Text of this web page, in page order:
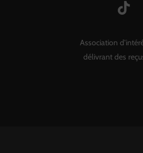
Association
délivrant des